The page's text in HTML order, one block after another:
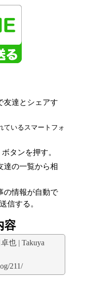
友達とシェアす
ているスマートフォ
タンを押す。
達の一覧から相
の情報が自動で
信する。
容
也 | Takuya
211/